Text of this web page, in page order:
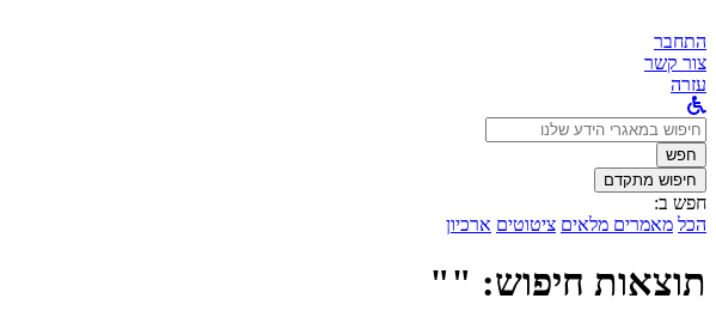
התחבר
צור קשר
עזרה
לחפש
ב:חפש
חיפוש מתקדם
חפש ב:
הכל מאמרים מלאים ציטוטים ארכיון
תוצאות חיפוש: ""